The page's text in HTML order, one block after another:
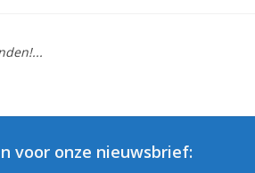
voor onze nieuwsbrief: